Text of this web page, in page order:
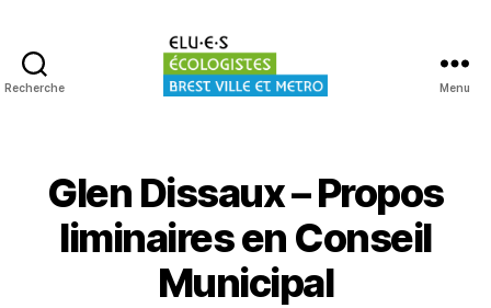
Recherche Menu
Glen Dissaux – Propos
liminaires en Conseil
Municipal